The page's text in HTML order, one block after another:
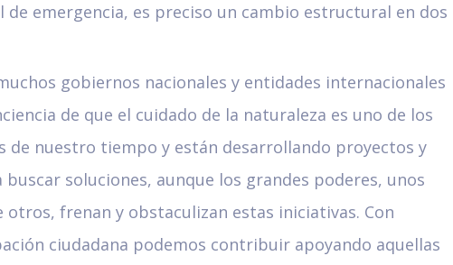
de emergencia, es preciso un cambio estructural en dos
gobiernos nacionales y entidades internacionales
de que el cuidado de la naturaleza es uno de los
de nuestro tiempo y están desarrollando proyectos y
soluciones, aunque los grandes poderes, unos
otros, frenan y obstaculizan estas iniciativas. Con
ciudadana podemos contribuir apoyando aquellas